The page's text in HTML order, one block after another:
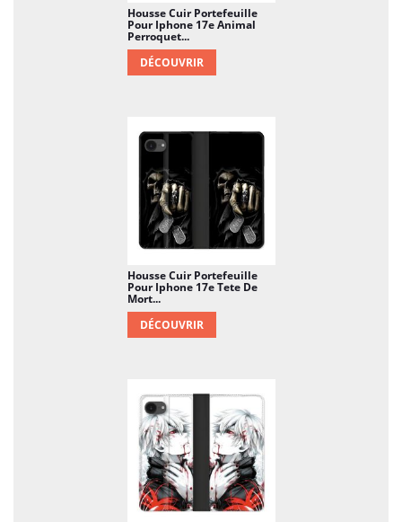
Housse Cuir Portefeuille
Pour Iphone 17e Animal
Perroquet...
DÉCOUVRIR
Housse Cuir Portefeuille
Pour Iphone 17e Tete De
Mort...
DÉCOUVRIR